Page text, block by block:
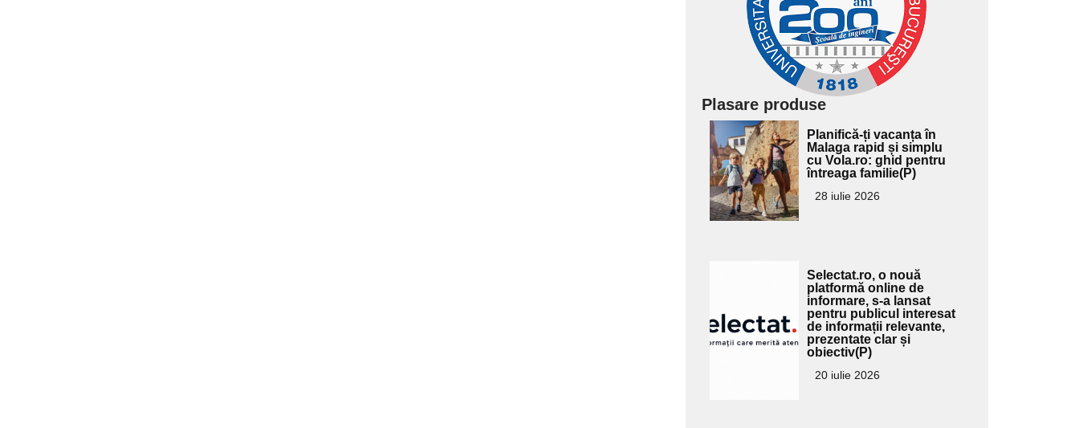
Plasare produse
Adaugă
aici textul
pentru
subtitlu
Planifică-ți vacanța în
Malaga rapid și simplu
cu Vola.ro: ghid pentru
întreaga familie(P)
28 iulie 2026
subtitlu
Selectat.ro, o nouă
platformă online de
informare, s-a lansat
pentru publicul interesat
de informații relevante,
prezentate clar și
obiectiv(P)
20 iulie 2026